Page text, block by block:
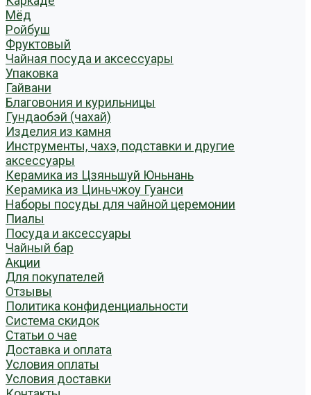
Мёд
Ройбуш
Фруктовый
Чайная посуда и аксессуары
Упаковка
Гайвани
Благовония и курильницы
Гундаобэй (чахай)
Изделия из камня
Инструменты, чахэ, подставки и другие
аксессуары
Керамика из Цзяньшуй Юньнань
Керамика из Циньчжоу Гуанси
Наборы посуды для чайной церемонии
Пиалы
Посуда и аксессуары
Чайный бар
Акции
Для покупателей
Отзывы
Политика конфиденциальности
Система скидок
Статьи о чае
Доставка и оплата
Условия оплаты
Условия доставки